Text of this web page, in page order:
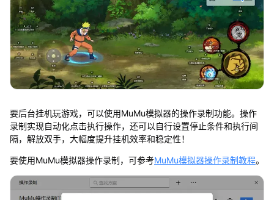
要后台挂机玩游戏，可以使用MuMu模拟器的操作录制功能。操作
录制实现自动化点击执行操作，还可以自行设置停止条件和执行间
隔，解放双手，大幅度提升挂机效率和稳定性！
要使用MuMu模拟器操作录制，可参考MuMu模拟器操作录制教程。